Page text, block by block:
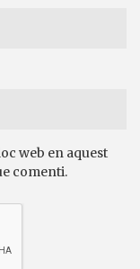
web en aquest
comenti.